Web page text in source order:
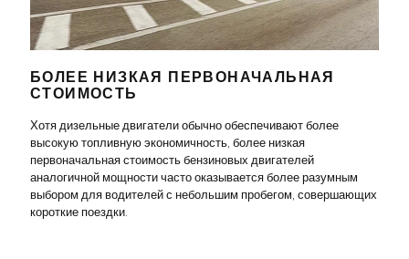
БОЛЕЕ НИЗКАЯ ПЕРВОНАЧАЛЬНАЯ
СТОИМОСТЬ
Хотя дизельные двигатели обычно обеспечивают более
высокую топливную экономичность, более низкая
первоначальная стоимость бензиновых двигателей
аналогичной мощности часто оказывается более разумным
выбором для водителей с небольшим пробегом, совершающих
короткие поездки.